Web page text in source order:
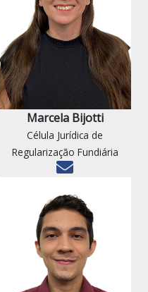
Marcela Bijotti
Célula Jurídica de
Regularização Fundiária